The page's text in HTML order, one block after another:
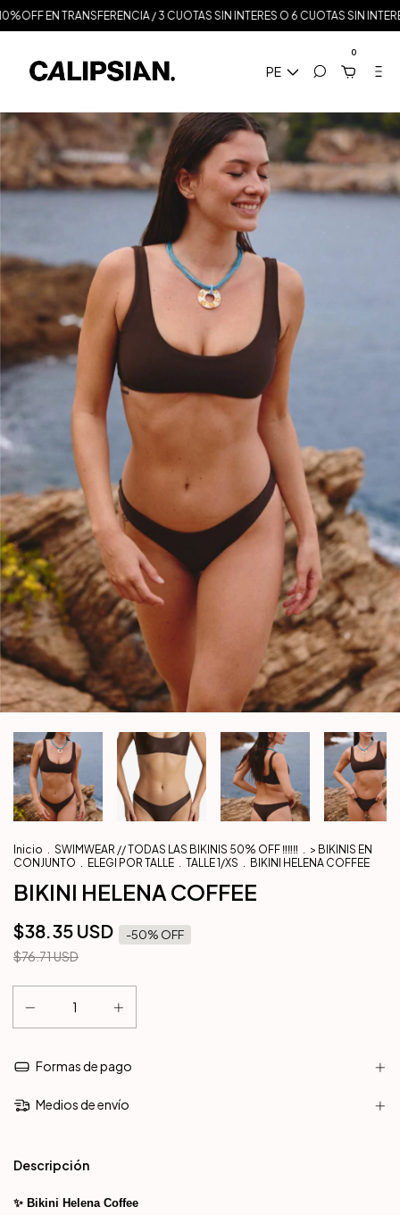
EN TRANSFERENCIA / 3 CUOTAS SIN INTERES O 6 CUOTAS SIN
PE
0
Inicio . SWIMWEAR // TODAS LAS BIKINIS 50% OFF ‼️‼️‼️ . > BIKINIS EN
CONJUNTO . ELEGI POR TALLE . TALLE 1/XS . BIKINI HELENA COFFEE
BIKINI HELENA COFFEE
$38.35 USD -50% OFF
$76.71 USD
Formas de pago
Medios de envío
Descripción
✨ Bikini Helena Coffee